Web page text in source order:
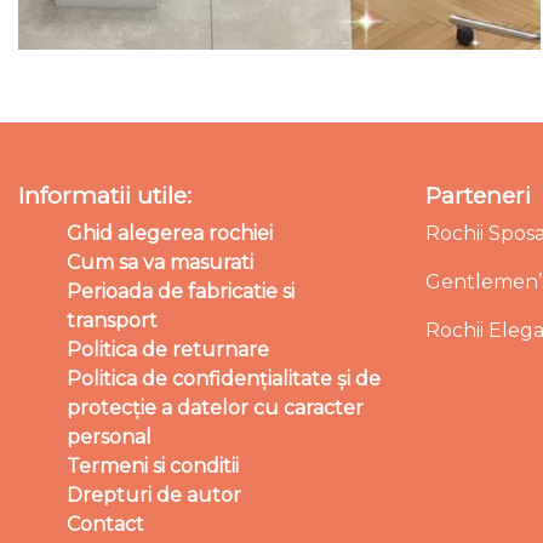
Informatii utile:
Ghid alegerea rochiei
Cum sa va masurati
Perioada de fabricatie si
transport
Politica de returnare
Politica de confidențialitate și de
protecție a datelor cu caracter
personal
Termeni si conditii
Drepturi de autor
Contact
Parteneri
Rochii
Rochii